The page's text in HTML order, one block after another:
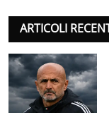
ARTICOLI